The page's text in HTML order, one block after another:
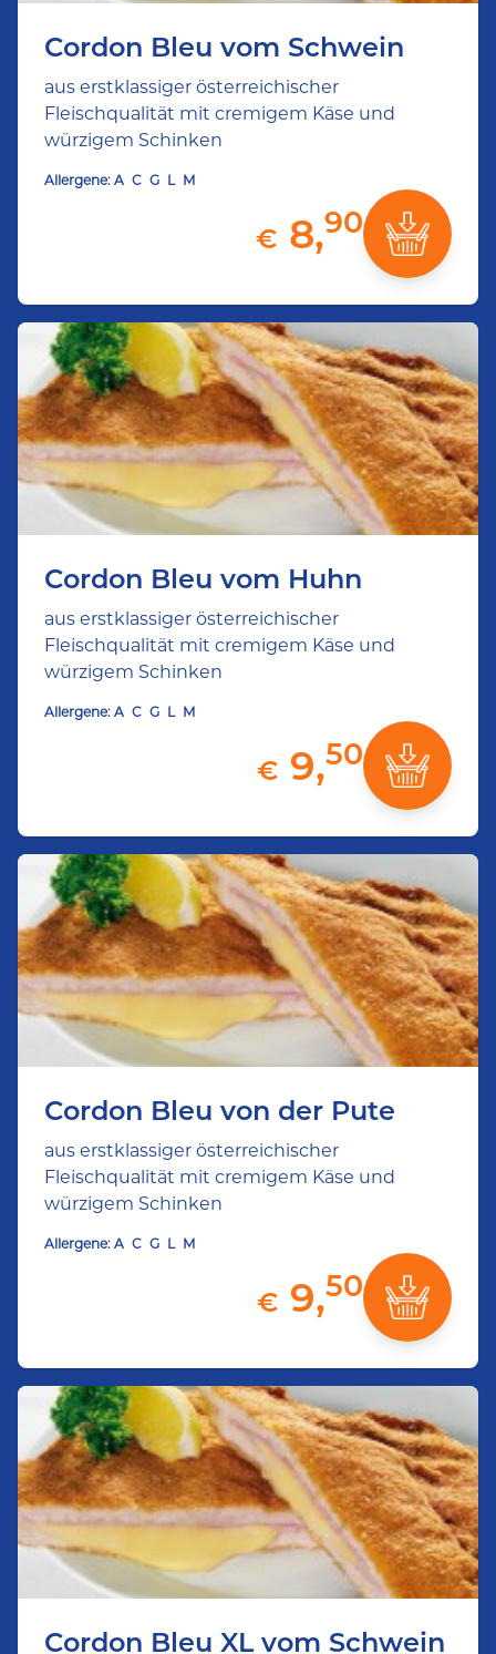
Cordon Bleu vom Schwein
aus erstklassiger österreichischer
Fleischqualität mit cremigem Käse und
würzigem Schinken
Allergene: A C G L M
€ 8,90
Cordon Bleu vom Huhn
aus erstklassiger österreichischer
Fleischqualität mit cremigem Käse und
würzigem Schinken
Allergene: A C G L M
€ 9,50
Cordon Bleu von der Pute
aus erstklassiger österreichischer
Fleischqualität mit cremigem Käse und
würzigem Schinken
Allergene: A C G L M
€ 9,50
Cordon Bleu XL vom Schwein